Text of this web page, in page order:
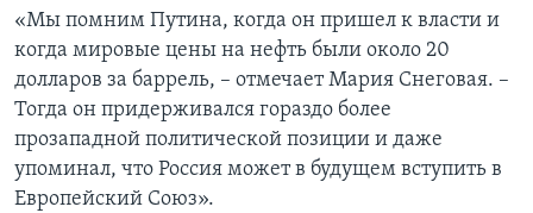
«Мы помним Путина, когда он пришел к власти и
когда мировые цены на нефть были около 20
долларов за баррель, – отмечает Мария Снеговая. –
Тогда он придерживался гораздо более
прозападной политической позиции и даже
упоминал, что Россия может в будущем вступить в
Европейский Союз».